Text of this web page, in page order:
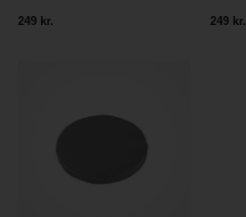
249 kr. 249 kr.